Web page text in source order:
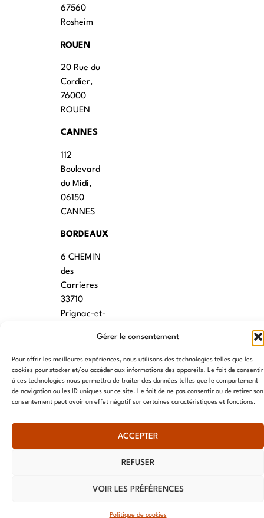
Gérer le consentement
Pour offrir les meilleures expériences, nous utilisons des technologies telles que les
cookies pour stocker et/ou accéder aux informations des appareils. Le fait de consentir
à ces technologies nous permettra de traiter des données telles que le comportement
de navigation ou les ID uniques sur ce site. Le fait de ne pas consentir ou de retirer son
consentement peut avoir un effet négatif sur certaines caractéristiques et fonctions.
ACCEPTER
REFUSER
VOIR LES PRÉFÉRENCES
Politique de cookies
67560
Rosheim
ROUEN
20 Rue du
Cordier,
76000
ROUEN
CANNES
112
Boulevard
du Midi,
06150
CANNES
BORDEAUX
6 CHEMIN
des
Carrieres
33710
Prignac-et-
7 rue des
écoles
34790
© AME 2024, tous droits réservés